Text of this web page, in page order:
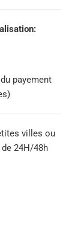
payement
villes ou
24H/48h